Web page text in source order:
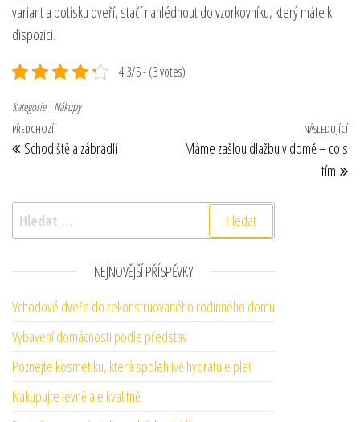
variant a potisku dveří, stačí nahlédnout do vzorkovníku, který máte k
dispozici.
4.3/5 - (3 votes)
Kategorie Nákupy
Navigace pro příspěvek
Předchozí příspěvek
PŘEDCHOZÍ
Schodiště a zábradlí
NÁSLEDUJÍCÍ
Máme zašlou dlažbu v domě – co s
tím
Vyhledávání
NEJNOVĚJŠÍ PŘÍSPĚVKY
Vchodové dveře do rekonstruovaného rodinného domu
Vybavení domácnosti podle představ
Poznejte kosmetiku, která spolehlivě hydratuje pleť
Nakupujte levně ale kvalitně